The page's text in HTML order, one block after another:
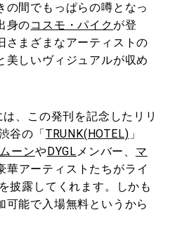
の間でもっぱらの噂となっ
身のコスモ・パイク が登
さまざまなアーティストの
美しいヴィジュアルが収め
、この発刊を記念したリリ
谷の「 TRUNK(HOTEL) 」
ーンや DYGLメンバー、 マ
華アーティストたちがライ
披露してくれます。しかも
可能で入場無料というから